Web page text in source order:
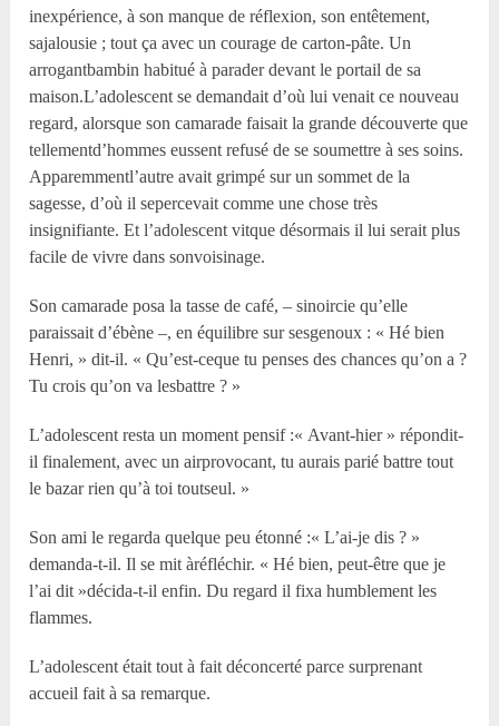
inexpérience, à son manque de réflexion, son entêtement,
sajalousie ; tout ça avec un courage de carton-pâte. Un
arrogantbambin habitué à parader devant le portail de sa
maison.L’adolescent se demandait d’où lui venait ce nouveau
regard, alorsque son camarade faisait la grande découverte que
tellementd’hommes eussent refusé de se soumettre à ses soins.
Apparemmentl’autre avait grimpé sur un sommet de la
sagesse, d’où il sepercevait comme une chose très
insignifiante. Et l’adolescent vitque désormais il lui serait plus
facile de vivre dans sonvoisinage.
Son camarade posa la tasse de café, – sinoircie qu’elle
paraissait d’ébène –, en équilibre sur sesgenoux : « Hé bien
Henri, » dit-il. « Qu’est-ceque tu penses des chances qu’on a ?
Tu crois qu’on va lesbattre ? »
L’adolescent resta un moment pensif :« Avant-hier » répondit-
il finalement, avec un airprovocant, tu aurais parié battre tout
le bazar rien qu’à toi toutseul. »
Son ami le regarda quelque peu étonné :« L’ai-je dis ? »
demanda-t-il. Il se mit àréfléchir. « Hé bien, peut-être que je
l’ai dit »décida-t-il enfin. Du regard il fixa humblement les
flammes.
L’adolescent était tout à fait déconcerté parce surprenant
accueil fait à sa remarque.